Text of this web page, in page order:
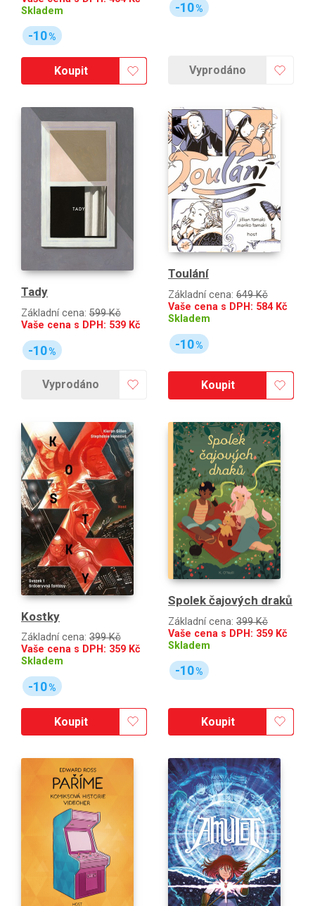
Skladem
-10%
Koupit
-10%
Vyprodáno
Tady
Základní cena: 599 Kč
Vaše cena s DPH: 539 Kč
-10%
Vyprodáno
Toulání
Základní cena: 649 Kč
Vaše cena s DPH: 584Kč
Skladem
-10%
Koupit
Kostky
Základní cena: 399 Kč
Vaše cena s DPH: 359 Kč
Skladem
-10%
Koupit
Spolek čajových draků
Základní cena: 399 Kč
Vaše cena s DPH: 359 Kč
Skladem
-10%
Koupit